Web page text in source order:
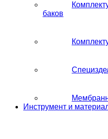
баков
Инструмент и